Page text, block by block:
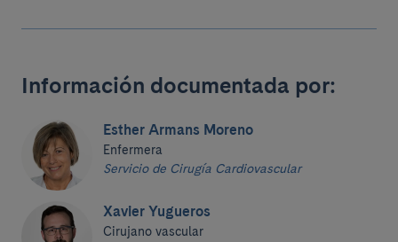
Información documentada por:
Esther Armans Moreno
Enfermera
Servicio de Cirugía Cardiovascular
Xavier Yugueros
Cirujano vascular